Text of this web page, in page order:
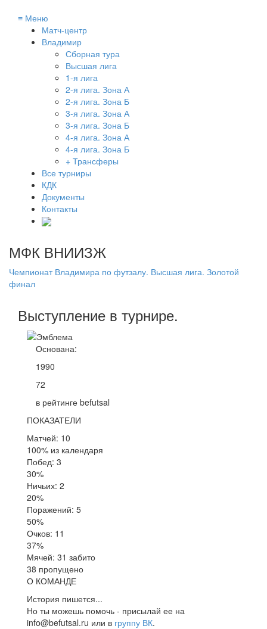
≡ Меню
Матч-центр
Владимир
Сборная тура
Высшая лига
1-я лига
2-я лига. Зона А
2-я лига. Зона Б
3-я лига. Зона А
3-я лига. Зона Б
4-я лига. Зона А
4-я лига. Зона Б
+ Трансферы
Все турниры
КДК
Документы
Контакты
МФК ВНИИЗЖ
Чемпионат Владимира по футзалу. Высшая лига. Золотой
финал
Выступление в турнире.
Основана:
1990
72
в рейтинге befutsal
ПОКАЗАТЕЛИ
Матчей: 10
100% из календаря
Побед: 3
30%
Ничьих: 2
20%
Поражений: 5
50%
Очков: 11
37%
Мячей: 31 забито
38 пропущено
О КОМАНДЕ
История пишется...
Но ты можешь помочь - присылай ее на
info@befutsal.ru или в группу ВК.